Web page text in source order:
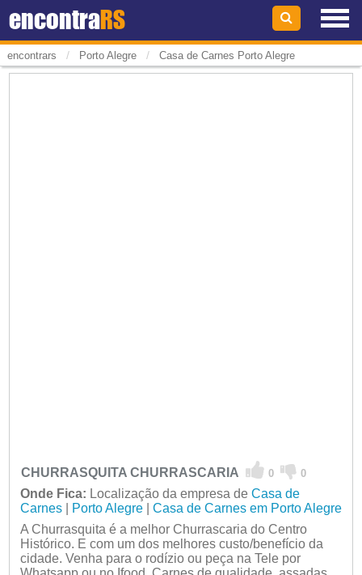
encontraRS
encontrars / Porto Alegre / Casa de Carnes Porto Alegre
CHURRASQUITA CHURRASCARIA 0 0
Onde Fica: Localização da empresa de Casa de
Carnes| Porto Alegre| Casa de Carnes em Porto Alegre
A Churrasquita é a melhor Churrascaria do Centro
Histórico. E com um dos melhores custo/benefício da
cidade. Venha para o rodízio ou peça na Tele por